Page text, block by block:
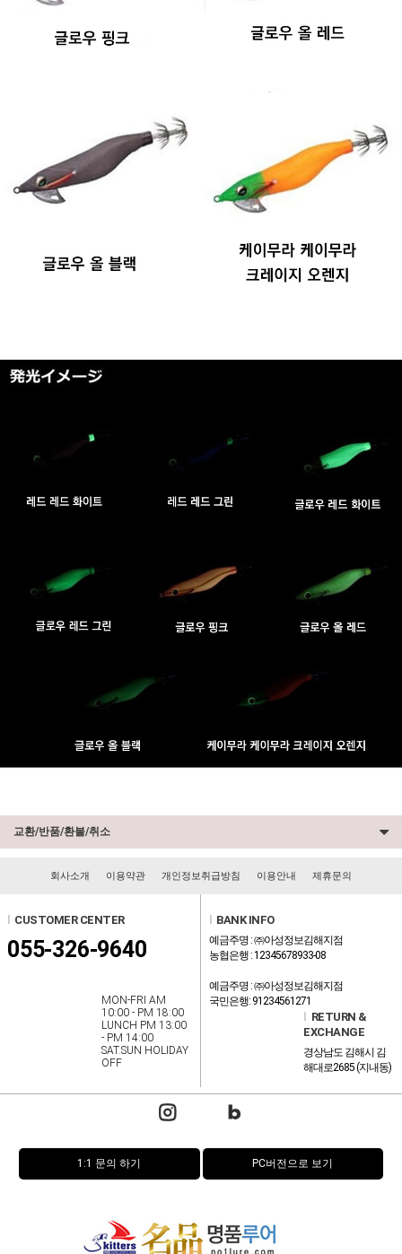
교환/반품/환불/취소
회사소개 이용약관 개인정보취급방침 이용안내 제휴문의
CUSTOMER CENTER
055-326-9640
MON-FRI AM
10:00 - PM 18:00
LUNCH PM 13:00
- PM 14:00
SAT.SUN HOLIDAY
OFF
BANK INFO
예금주명 : ㈜아성정보김해지점
농협은행 : 12345678933-08
예금주명 : ㈜아성정보김해지점
국민은행: 91234561271
RETURN &
EXCHANGE
경상남도 김해시 김
해대로2685 (지내동)
1:1 문의 하기 PC버전으로 보기